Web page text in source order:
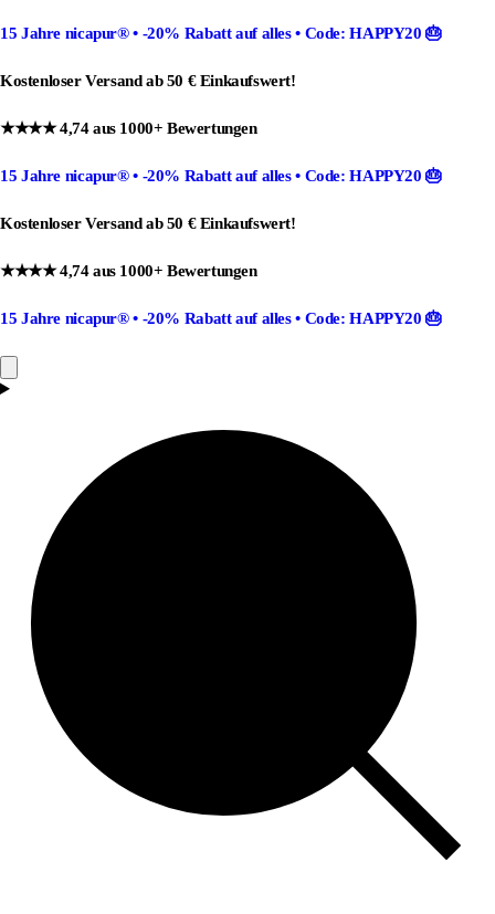
15 Jahre nicapur®• -20% Rabattauf alles • Code: HAPPY20🎂
Kostenloser Versand ab 50 € Einkaufswert!
★★★★ 4,74 aus 1000+ Bewertungen
15 Jahre nicapur®• -20% Rabattauf alles • Code: HAPPY20🎂
Kostenloser Versand ab 50 € Einkaufswert!
★★★★ 4,74 aus 1000+ Bewertungen
15 Jahre nicapur®• -20% Rabattauf alles • Code: HAPPY20🎂